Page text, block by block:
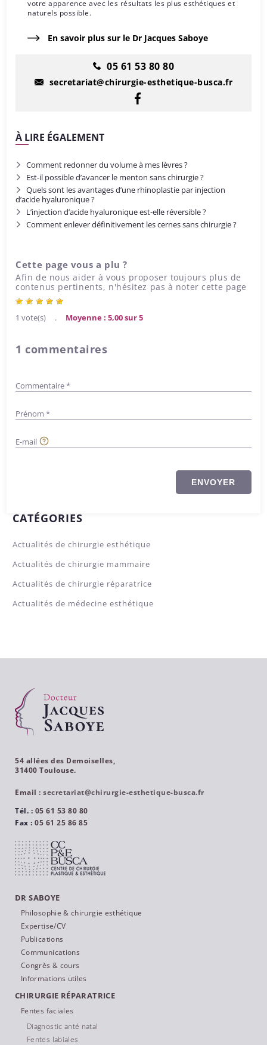
votre apparence avec les résultats les plus esthétiques et
naturels possible.
En savoir plus sur le Dr Jacques Saboye
05 61 53 80 80
secretariat@chirurgie-esthetique-busca.fr
À LIRE ÉGALEMENT
Comment redonner du volume à mes lèvres ?
Est-il possible d’avancer le menton sans chirurgie ?
Quels sont les avantages d’une rhinoplastie par injection
d’acide hyaluronique ?
L’injection d’acide hyaluronique est-elle réversible ?
Comment enlever définitivement les cernes sans chirurgie ?
Cette page vous a plu ?
Afin de nous aider à vous proposer toujours plus de
contenus pertinents, n'hésitez pas à noter cette page
1 vote(s) . Moyenne : 5,00 sur 5
1 commentaires
Commentaire *
Prénom *
E-mail
ENVOYER
CATÉGORIES
Actualités de chirurgie esthétique
Actualités de chirurgie mammaire
Actualités de chirurgie réparatrice
Actualités de médecine esthétique
54 allées des Demoiselles,
31400 Toulouse.
Email : secretariat@chirurgie-esthetique-busca.fr
Tél. : 05 61 53 80 80
Fax : 05 61 25 86 85
DR SABOYE
Philosophie & chirurgie esthétique
Expertise/CV
Publications
Communications
Congrès & cours
Informations utiles
CHIRURGIE RÉPARATRICE
Fentes faciales
Diagnostic anté natal
Fentes labiales